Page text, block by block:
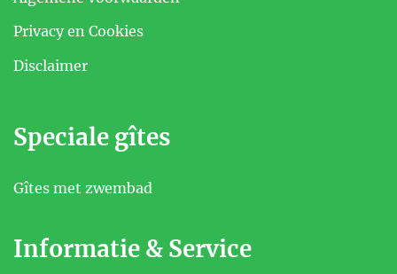
Privacy en Cookies
Disclaimer
Speciale gîtes
Gîtes met zwembad
Informatie & Service